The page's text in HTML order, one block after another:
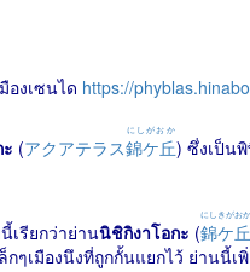
องเซนได https://
(アクアテラス錦ケ丘
にしがおか
) ซึ่งเป็น
รียกว่าย่านนิชิกิงาโอกะ (錦ケ丘
にしきがおか
กๆเมืองนึงที่ถูกกั้นแยกไว้ ย่านนี้